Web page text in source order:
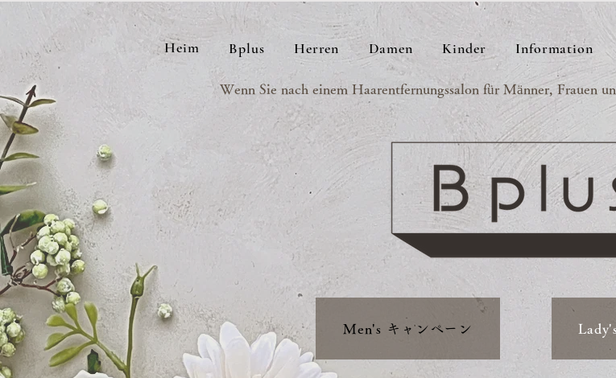
Heim Bplus Herren Damen Kinder Information
Wenn Sie nach einem Haarentfernungssalon für Männer, Frauen
Men's キャンペーン